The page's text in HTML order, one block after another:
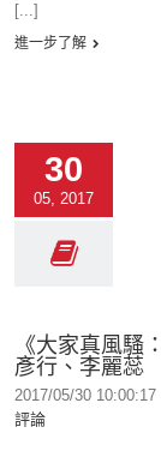
[...]
進一步了解
30
05, 2017
《大家真風騷
彥行、李麗蕊
2017/05/30 10:00:17
評論